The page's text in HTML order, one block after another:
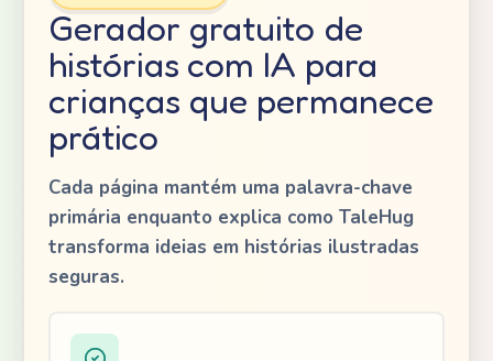
Gerador gratuito de
histórias com IA para
crianças que permanece
prático
Cada página mantém uma palavra-chave
primária enquanto explica como TaleHug
transforma ideias em histórias ilustradas
seguras.